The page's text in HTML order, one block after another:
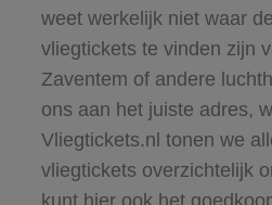
weet werkelijk niet waar
vliegtickets te vinden zijn
Zaventem of andere
ons aan het juiste adres,
Vliegtickets.nl tonen we
vliegtickets overzichtelijk
kunt hier ook het